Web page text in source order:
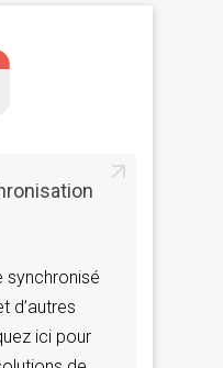
synchronisé
d’autres
ici pour